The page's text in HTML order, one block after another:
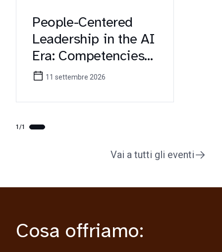
People-Centered
Leadership in the AI
Era: Competencies
for Future
Managers (Erasmus+
KA171 Workshop)
11 settembre 2026
1/1
Vai a tutti gli eventi
Cosa offriamo: